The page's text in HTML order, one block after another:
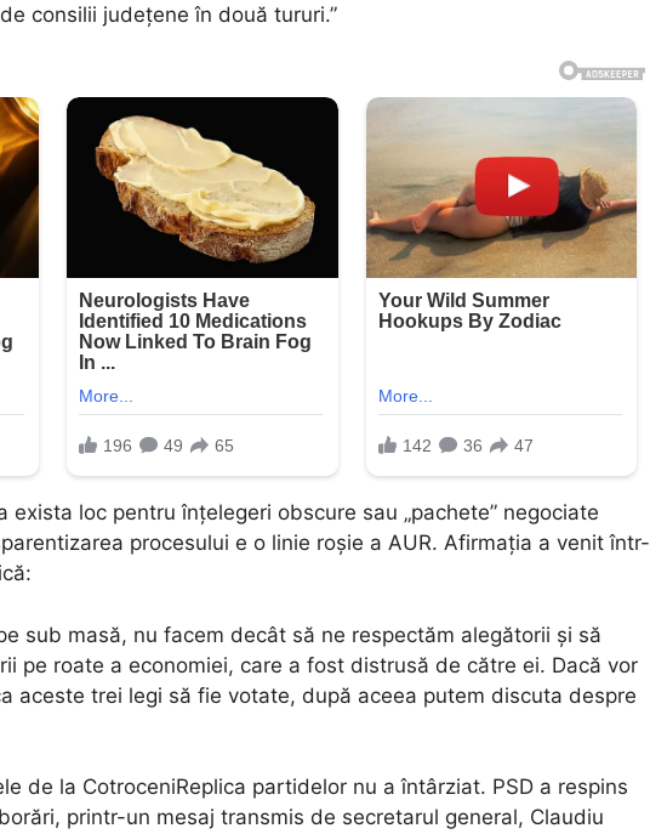
consilii județene în două tururi.”
exista loc pentru înțelegeri obscure sau „pachete” negociate
procesului e o linie roșie a AUR. Afirmația a venit într-
sub masă, nu facem decât să ne respectăm alegătorii și să
pe roate a economiei, care a fost distrusă de către ei. Dacă vor
aceste trei legi să fie votate, după aceea putem discuta despre
de la CotroceniReplica partidelor nu a întârziat. PSD a respins
printr-un mesaj transmis de secretarul general, Claudiu